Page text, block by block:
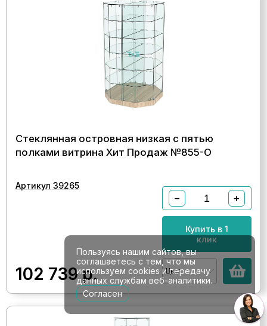
Стеклянная островная низкая с пятью
полками витрина Хит Продаж №855-О
Артикул 39265
102 739р.
− +
Купить в 1
клик
Цвет
Пользуясь нашим сайтов, вы
соглашаетесь с тем, что мы
используем cookies и передачу
данных службам веб-аналитики.
Согласен